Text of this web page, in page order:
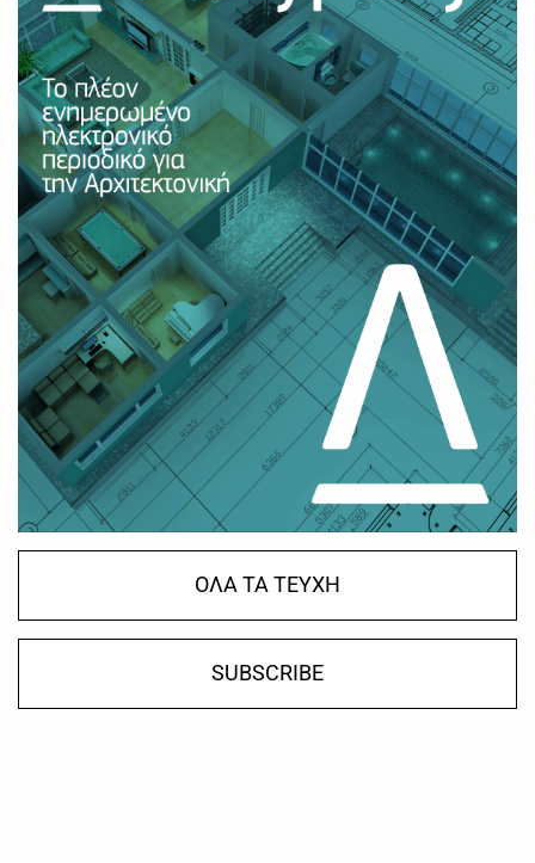
ΟΛΑ ΤΑ ΤΕΥΧΗ
SUBSCRIBE